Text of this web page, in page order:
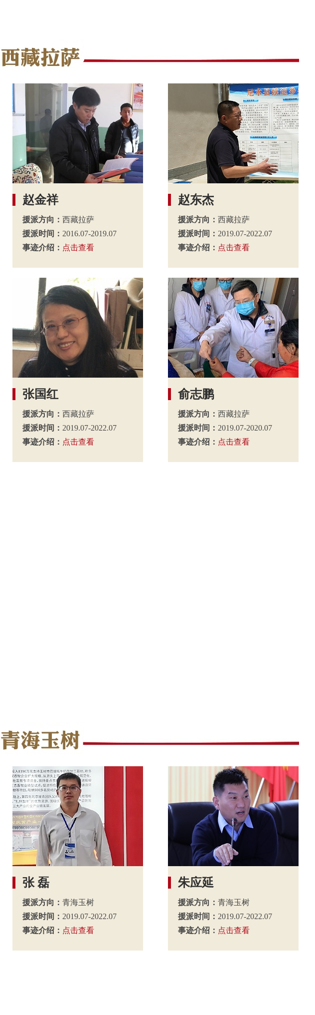
赵金祥
援派方向： 西藏拉萨
援派时间： 2016.07-2019.07
事迹介绍： 点击查看
赵东杰
援派方向： 西藏拉萨
援派时间： 2019.07-2022.07
事迹介绍： 点击查看
张国红
援派方向： 西藏拉萨
援派时间： 2019.07-2022.07
事迹介绍： 点击查看
俞志鹏
援派方向： 西藏拉萨
援派时间： 2019.07-2020.07
事迹介绍： 点击查看
张 磊
援派方向： 青海玉树
援派时间： 2019.07-2022.07
事迹介绍： 点击查看
朱应延
援派方向： 青海玉树
援派时间： 2019.07-2022.07
事迹介绍： 点击查看